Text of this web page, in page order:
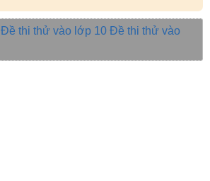
Đề thi thử vào lớp 10 Đề thi thử vào